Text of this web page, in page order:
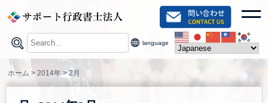
content
language
ホーム >2014年>2月